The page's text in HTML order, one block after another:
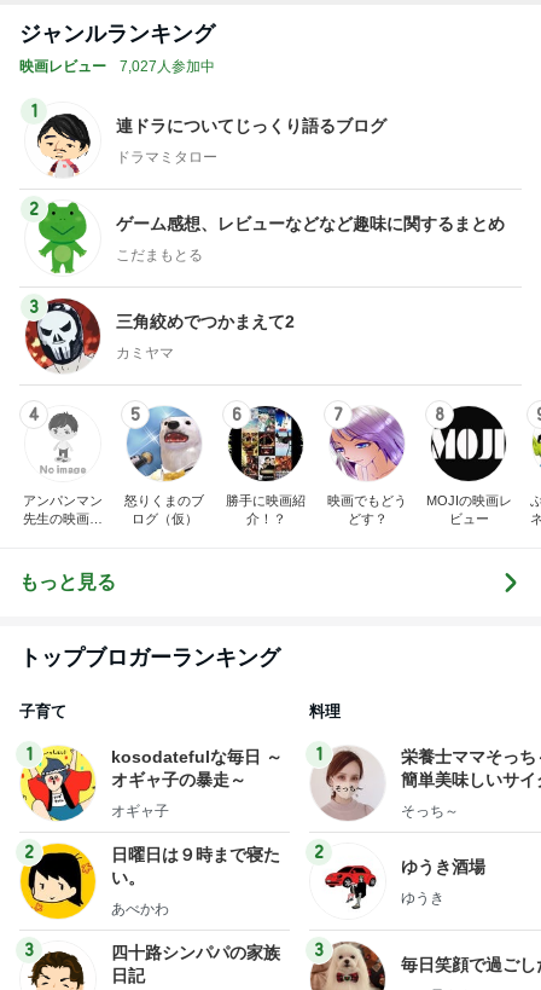
ジャンルランキング
映画レビュー 7,027人参加中
1
連ドラについてじっくり語るブログ
ドラマミタロー
2
ゲーム感想、レビューなどなど趣味に関するまとめ
こだまもとる
3
三角絞めでつかまえて2
カミヤマ
4
アンパンマン
先生の映画講
5
怒りくまのブ
ログ（仮）
6
勝手に映画紹
介！？
7
映画でもどう
どす？
8
MOJIの映画レ
ビュー
もっと見る
トップブロガーランキング
子育て
1
kosodatefulな毎日 ～
オギャ子の暴走～
オギャ子
2
日曜日は９時まで寝た
い。
あべかわ
3
四十路シンパパの家族
日記
料理
1
栄養士ママそっち
簡単美味しいサイ
献立
そっち～
2
ゆうき酒場
ゆうき
3
毎日笑顔で過ごし